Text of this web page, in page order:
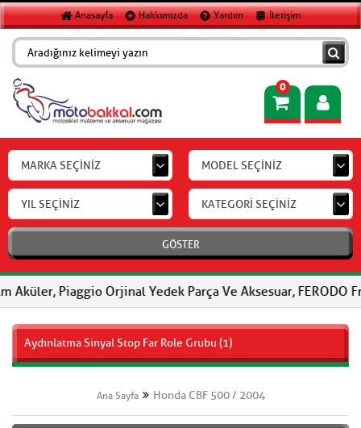
Anasayfa Hakkımızda Yardım İletişim
0
MARKA SEÇİNİZ MODEL SEÇİNİZ
YIL SEÇİNİZ KATEGORİ SEÇİNİZ
GÖSTER
Orjinal Yedek Parça Ve Aksesuar, FERODO Fren
Aydınlatma Sinyal Stop Far Role Grubu (1)
Ana Sayfa Honda CBF 500 / 2004